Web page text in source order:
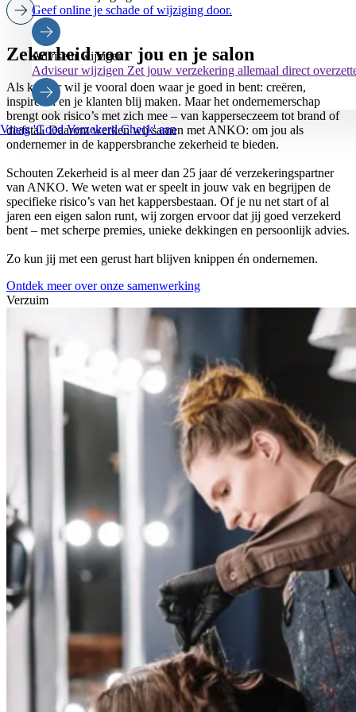
Geef online je schade of wijziging door.
Adviseur wijzigen
Adviseur wijzigen Zet jouw verzekering allemaal direct
Vraag 'Goed Verzekerd Check' aan
Zekerheid voor jou en je salon
Als kapper wil je vooral doen waar je goed in bent: creëren,
inspireren en je klanten blij maken. Maar het ondernemerschap
brengt ook risico’s met zich mee – van kapperseczeem tot brand of
diefstal. Daarom werken wij samen met ANKO: om jou als
ondernemer in de kappersbranche zekerheid te bieden.
Schouten Zekerheid is al meer dan 25 jaar dé verzekeringspartner
van ANKO. We weten wat er speelt in jouw vak en begrijpen de
specifieke risico’s van het kappersbestaan. Of je nu net start of al
jaren een eigen salon runt, wij zorgen ervoor dat jij goed verzekerd
bent – met scherpe premies, unieke dekkingen en persoonlijk advies.
Zo kun jij met een gerust hart blijven knippen én ondernemen.
Ontdek meer over onze samenwerking
Verzuim